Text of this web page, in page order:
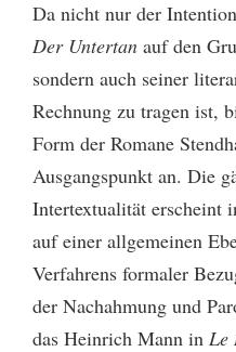
Da nicht nur der
Der Untertan auf den
sondern auch seiner
Rechnung zu tragen ist,
Form der Romane
Ausgangspunkt an. Die
Intertextualität erscheint
auf einer allgemeinen
Verfahrens formaler
der Nachahmung und
das Heinrich Mann in Le